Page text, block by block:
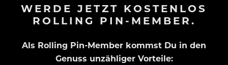
WERDE JETZT KOSTENLOS
ROLLING PIN-MEMBER.
Als Rolling Pin-Member kommst Du in den
Genuss unzähliger Vorteile: